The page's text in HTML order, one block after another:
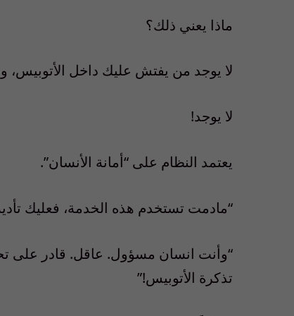
ماذا يعني ذلك؟
لا يوجد من يفتش عليك داخل الأتوبيس،
لا يوجد!
يعتمد النظام على “أمانة الأنسان”.
“مادمت تستخدم هذه الخدمة، فعليك
“وأنت انسان مسؤول. عاقل. قادر على
تذكرة الأتوبيس!”